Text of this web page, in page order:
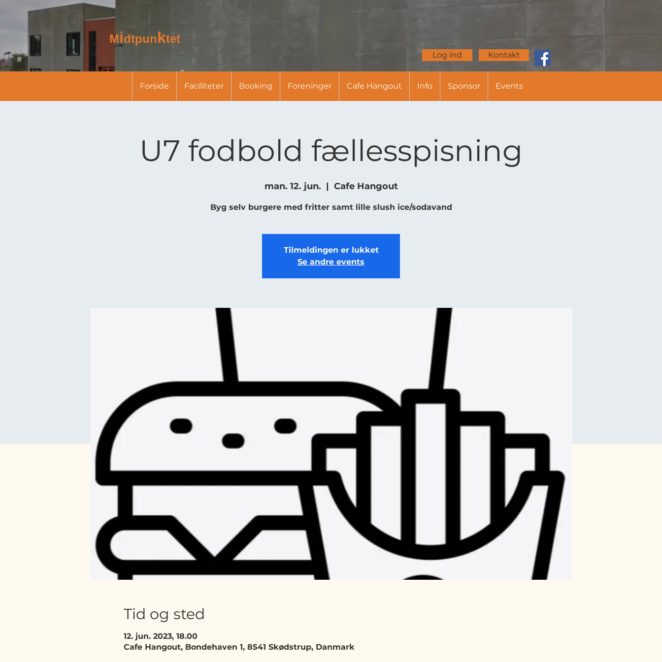
Midtpunktet
Log ind Kontakt
Forside Faciliteter Booking Foreninger Cafe Hangout Info Sponsor Events
U7 fodbold fællesspisning
man. 12. jun.
  |
Cafe Hangout
Byg selv burgere med fritter samt lille slush ice/sodavand
Tilmeldingen er lukket
Se andre events
Tid og sted
12. jun. 2023, 18.00
Cafe Hangout, Bondehaven 1, 8541 Skødstrup, Danmark